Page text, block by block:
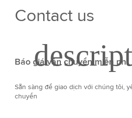
Contact us
Báo giá vận chuyển miễn phí
Sẵn sàng để giao dịch với chúng tôi,
chuyển